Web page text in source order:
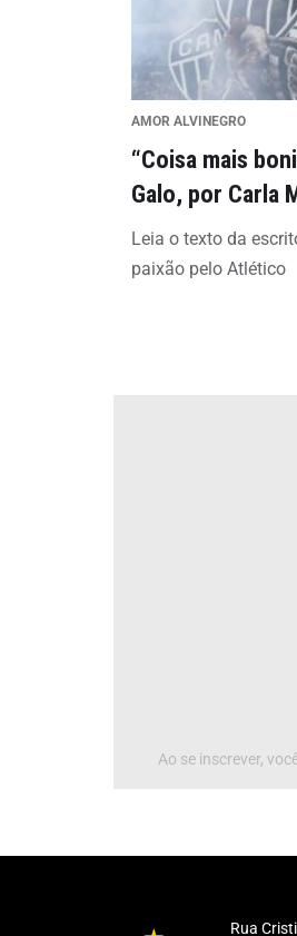
AMOR ALVINEGRO
“Coisa mais
Galo, por Carla
Leia o texto da
paixão pelo Atlético
Ao se inscrever,
Rua